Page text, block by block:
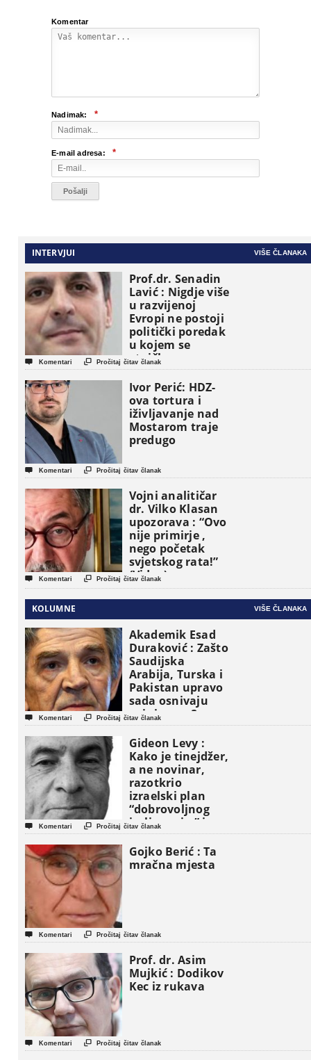
Komentar
Nadimak: *
E-mail adresa: *
INTERVJUI VIŠE ČLANAKA
Prof.dr. Senadin
Lavić : Nigdje više
u razvijenoj
Evropi ne postoji
politički poredak
u kojem se
etničke grupe
pojavljuju kao
osnovne
političke jedinice
 Komentari  Pročitaj čitav članak
Ivor Perić: HDZ-
ova tortura i
iživljavanje nad
Mostarom traje
predugo
 Komentari  Pročitaj čitav članak
Vojni analitičar
dr. Vilko Klasan
upozorava : “Ovo
nije primirje ,
nego početak
svjetskog rata!”
(Video)
 Komentari  Pročitaj čitav članak
KOLUMNE VIŠE ČLANAKA
Akademik Esad
Duraković : Zašto
Saudijska
Arabija, Turska i
Pakistan upravo
sada osnivaju
vojni savez?
 Komentari  Pročitaj čitav članak
Gideon Levy :
Kako je tinejdžer,
a ne novinar,
razotkrio
izraelski plan
“dobrovoljnog
iseljavanja ” iz
Gaze
 Komentari  Pročitaj čitav članak
Gojko Berić : Ta
mračna mjesta
 Komentari  Pročitaj čitav članak
Prof. dr. Asim
Mujkić : Dodikov
Kec iz rukava
 Komentari  Pročitaj čitav članak